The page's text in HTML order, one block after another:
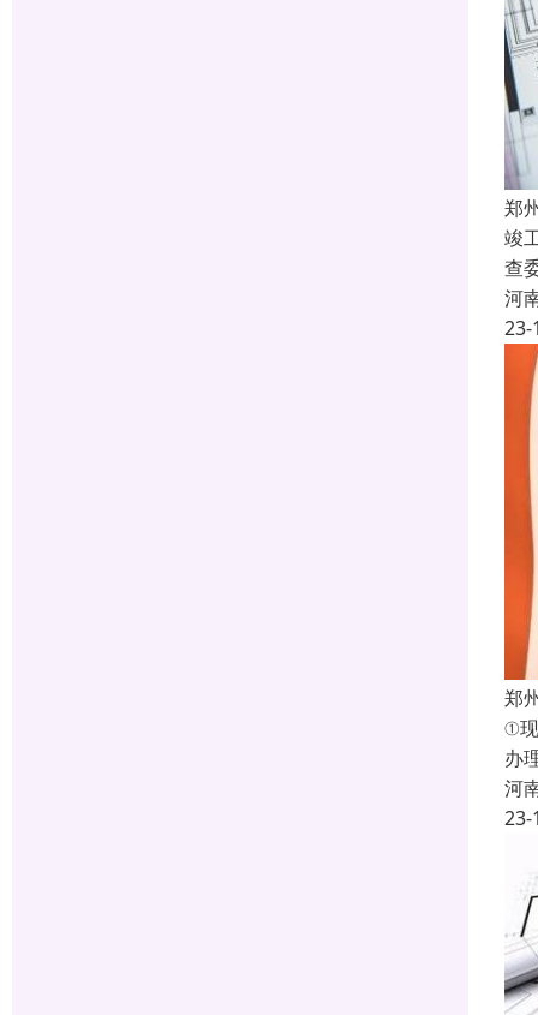
郑
竣
查
河
23-
郑
①
办
河
23-